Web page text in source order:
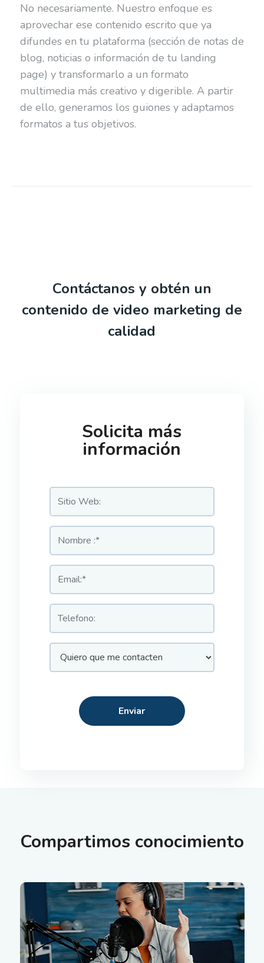
No necesariamente. Nuestro enfoque es
aprovechar ese contenido escrito que ya
difundes en tu plataforma (sección de notas de
blog, noticias o información de tu landing
page) y transformarlo a un formato
multimedia más creativo y digerible. A partir
de ello, generamos los guiones y adaptamos
formatos a tus objetivos.
Contáctanos y obtén un
contenido de video marketing de
calidad
Solicita más
información
Enviar
Compartimos conocimiento